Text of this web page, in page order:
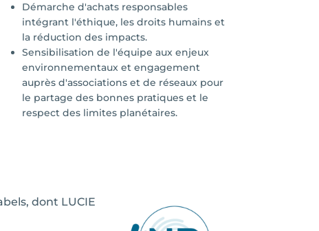
Démarche d'achats responsables
intégrant l'éthique, les droits humains et
la réduction des impacts.
Sensibilisation de l'équipe aux enjeux
environnementaux et engagement
auprès d'associations et de réseaux pour
le partage des bonnes pratiques et le
respect des limites planétaires.
dont LUCIE